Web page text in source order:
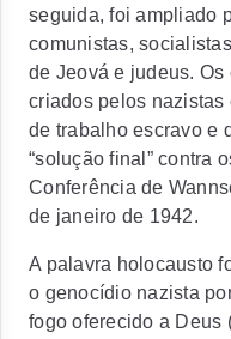
seguida, foi ampliado
comunistas,
de Jeová e judeus.
criados pelos nazistas
de trabalho escravo e
“solução final” contra
Conferência de
de janeiro de 1942.
A palavra holocausto
o genocídio nazista
fogo oferecido a Deus